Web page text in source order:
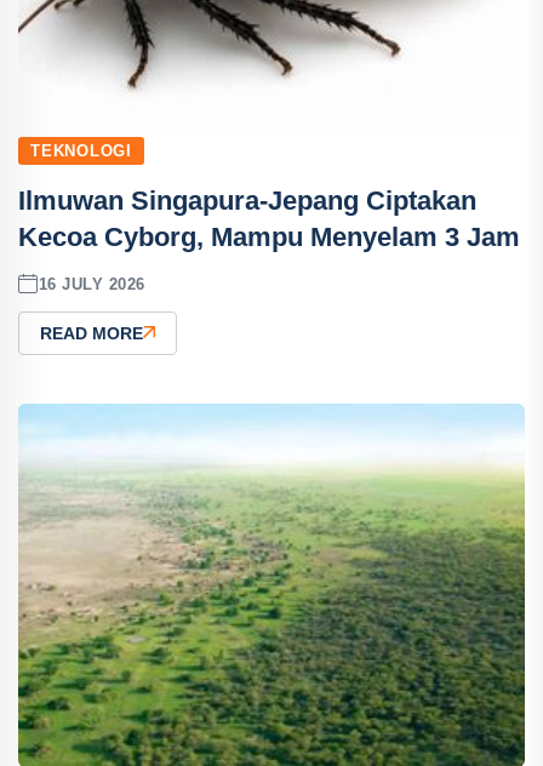
TEKNOLOGI
Ilmuwan Singapura-Jepang Ciptakan
Kecoa Cyborg, Mampu Menyelam 3 Jam
16 JULY 2026
READ MORE